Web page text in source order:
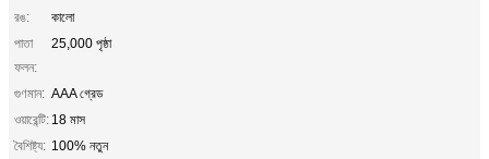
রঙ:
কালো
পাতা
ফলন:
25,000 পৃষ্ঠা
গুণমান: AAA গ্রেড
ওয়ারেন্টি: 18 মাস
বৈশিষ্ট্য: 100% নতুন